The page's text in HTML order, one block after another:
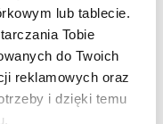
lub tablecie.
Tobie
do Twoich
reklamowych oraz
i dzięki temu
poza